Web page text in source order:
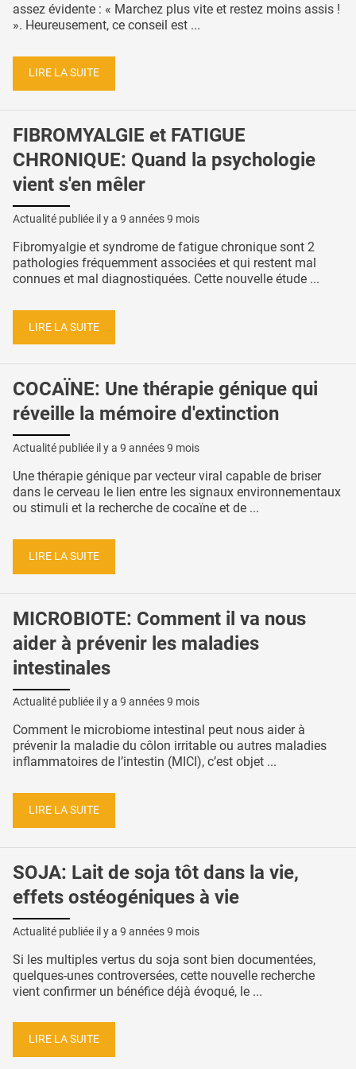
assez évidente : « Marchez plus vite et restez moins assis !
». Heureusement, ce conseil est ...
LIRE LA SUITE
FIBROMYALGIE et FATIGUE
CHRONIQUE: Quand la psychologie
vient s'en mêler
Actualité publiée il y a 9 années 9 mois
Fibromyalgie et syndrome de fatigue chronique sont 2
pathologies fréquemment associées et qui restent mal
connues et mal diagnostiquées. Cette nouvelle étude ...
LIRE LA SUITE
COCAÏNE: Une thérapie génique qui
réveille la mémoire d'extinction
Actualité publiée il y a 9 années 9 mois
Une thérapie génique par vecteur viral capable de briser
dans le cerveau le lien entre les signaux environnementaux
ou stimuli et la recherche de cocaïne et de ...
LIRE LA SUITE
MICROBIOTE: Comment il va nous
aider à prévenir les maladies
intestinales
Actualité publiée il y a 9 années 9 mois
Comment le microbiome intestinal peut nous aider à
prévenir la maladie du côlon irritable ou autres maladies
inflammatoires de l’intestin (MICI), c’est objet ...
LIRE LA SUITE
SOJA: Lait de soja tôt dans la vie,
effets ostéogéniques à vie
Actualité publiée il y a 9 années 9 mois
Si les multiples vertus du soja sont bien documentées,
quelques-unes controversées, cette nouvelle recherche
vient confirmer un bénéfice déjà évoqué, le ...
LIRE LA SUITE